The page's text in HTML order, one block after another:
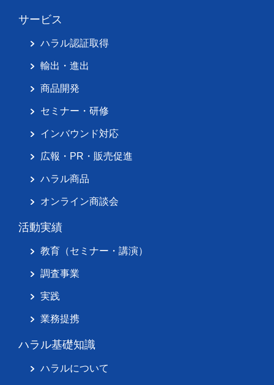
サービス
ハラル認証取得
輸出・進出
商品開発
セミナー・研修
インバウンド対応
広報・PR・販売促進
ハラル商品
オンライン商談会
活動実績
教育（セミナー・講演）
調査事業
実践
業務提携
ハラル基礎知識
ハラルについて